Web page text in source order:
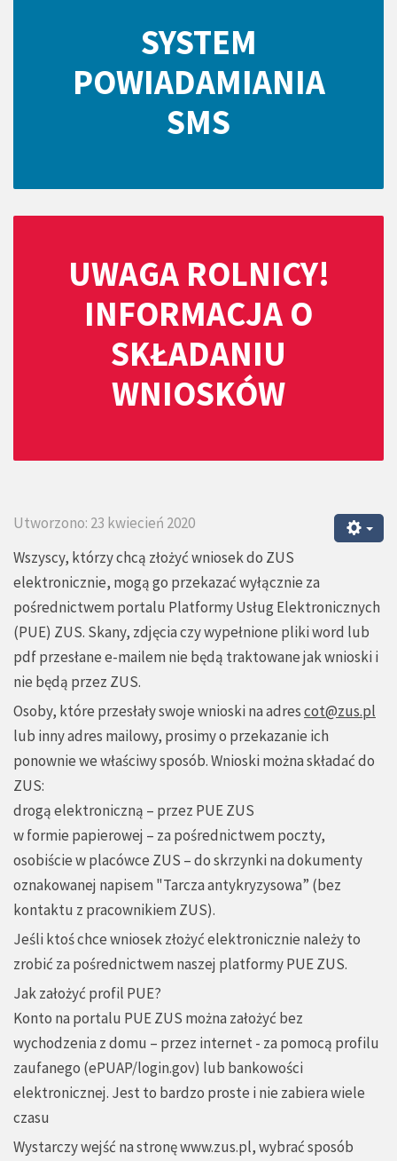
SYSTEM
POWIADAMIANIA
SMS
UWAGA ROLNICY!
INFORMACJA O
SKŁADANIU
WNIOSKÓW
Utworzono: 23 kwiecień 2020
Wszyscy, którzy chcą złożyć wniosek do ZUS
elektronicznie, mogą go przekazać wyłącznie za
pośrednictwem portalu Platformy Usług Elektronicznych
(PUE) ZUS. Skany, zdjęcia czy wypełnione pliki word lub
pdf przesłane e-mailem nie będą traktowane jak wnioski i
nie będą przez ZUS.
Osoby, które przesłały swoje wnioski na adrescot@zus.pl
lub inny adres mailowy, prosimy o przekazanie ich
ponownie we właściwy sposób. Wnioski można składać do
ZUS:
drogą elektroniczną – przez PUE ZUS
w formie papierowej – za pośrednictwem poczty,
osobiście w placówce ZUS – do skrzynki na dokumenty
oznakowanej napisem "Tarcza antykryzysowa” (bez
kontaktu z pracownikiem ZUS).
Jeśli ktoś chce wniosek złożyć elektronicznie należy to
zrobić za pośrednictwem naszej platformy PUE ZUS.
Jak założyć profil PUE?
Konto na portalu PUE ZUS można założyć bez
wychodzenia z domu – przez internet - za pomocą profilu
zaufanego (ePUAP/login.gov) lub bankowości
elektronicznej. Jest to bardzo proste i nie zabiera wiele
czasu
Wystarczy wejść na stronę www.zus.pl, wybrać sposób